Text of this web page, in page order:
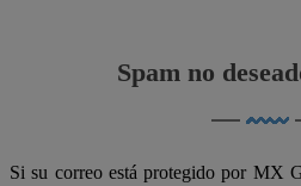
Spam no
Si su correo está protegido por MX